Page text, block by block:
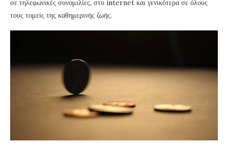
σε τηλεφωνικές συνομιλίες, στο internet και γενικότερα σε όλους
τους τομείς της καθημερινής ζωής.